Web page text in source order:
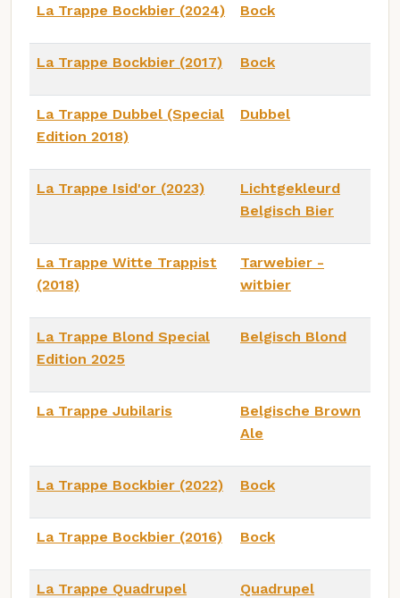
La Trappe Bockbier (2024) Bock
La Trappe Bockbier (2017) Bock
La Trappe Dubbel (Special
Edition 2018)
Dubbel
La Trappe Isid'or (2023)
Lichtgekleurd
Belgisch Bier
La Trappe Witte Trappist
(2018)
Tarwebier -
witbier
La Trappe Blond Special
Edition 2025
Belgisch Blond
La Trappe Jubilaris
Belgische Brown
Ale
La Trappe Bockbier (2022) Bock
La Trappe Bockbier (2016) Bock
La Trappe Quadrupel
Quadrupel